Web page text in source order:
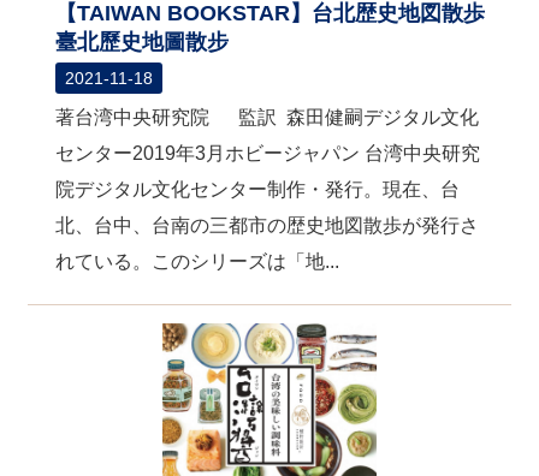
【TAIWAN BOOKSTAR】台北歴史地図散歩
臺北歷史地圖散步
2021-11-18
著台湾中央研究院 監訳 森田健嗣デジタル文化
センター2019年3月ホビージャパン 台湾中央研究
院デジタル文化センター制作・発行。現在、台
北、台中、台南の三都市の歴史地図散歩が発行さ
れている。このシリーズは「地...